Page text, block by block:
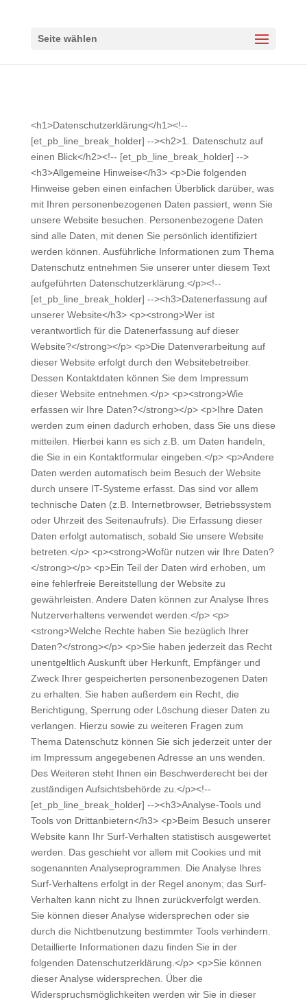
Seite wählen
<h1>Datenschutzerklärung</h1><!--
[et_pb_line_break_holder] --><h2>1. Datenschutz auf
einen Blick</h2><!-- [et_pb_line_break_holder] -->
<h3>Allgemeine Hinweise</h3> <p>Die folgenden
Hinweise geben einen einfachen Überblick darüber, was
mit Ihren personenbezogenen Daten passiert, wenn Sie
unsere Website besuchen. Personenbezogene Daten
sind alle Daten, mit denen Sie persönlich identifiziert
werden können. Ausführliche Informationen zum Thema
Datenschutz entnehmen Sie unserer unter diesem Text
aufgeführten Datenschutzerklärung.</p><!--
[et_pb_line_break_holder] --><h3>Datenerfassung auf
unserer Website</h3> <p><strong>Wer ist
verantwortlich für die Datenerfassung auf dieser
Website?</strong></p> <p>Die Datenverarbeitung auf
dieser Website erfolgt durch den Websitebetreiber.
Dessen Kontaktdaten können Sie dem Impressum
dieser Website entnehmen.</p> <p><strong>Wie
erfassen wir Ihre Daten?</strong></p> <p>Ihre Daten
werden zum einen dadurch erhoben, dass Sie uns diese
mitteilen. Hierbei kann es sich z.B. um Daten handeln,
die Sie in ein Kontaktformular eingeben.</p> <p>Andere
Daten werden automatisch beim Besuch der Website
durch unsere IT-Systeme erfasst. Das sind vor allem
technische Daten (z.B. Internetbrowser, Betriebssystem
oder Uhrzeit des Seitenaufrufs). Die Erfassung dieser
Daten erfolgt automatisch, sobald Sie unsere Website
betreten.</p> <p><strong>Wofür nutzen wir Ihre Daten?
</strong></p> <p>Ein Teil der Daten wird erhoben, um
eine fehlerfreie Bereitstellung der Website zu
gewährleisten. Andere Daten können zur Analyse Ihres
Nutzerverhaltens verwendet werden.</p> <p>
<strong>Welche Rechte haben Sie bezüglich Ihrer
Daten?</strong></p> <p>Sie haben jederzeit das Recht
unentgeltlich Auskunft über Herkunft, Empfänger und
Zweck Ihrer gespeicherten personenbezogenen Daten
zu erhalten. Sie haben außerdem ein Recht, die
Berichtigung, Sperrung oder Löschung dieser Daten zu
verlangen. Hierzu sowie zu weiteren Fragen zum
Thema Datenschutz können Sie sich jederzeit unter der
im Impressum angegebenen Adresse an uns wenden.
Des Weiteren steht Ihnen ein Beschwerderecht bei der
zuständigen Aufsichtsbehörde zu.</p><!--
[et_pb_line_break_holder] --><h3>Analyse-Tools und
Tools von Drittanbietern</h3> <p>Beim Besuch unserer
Website kann Ihr Surf-Verhalten statistisch ausgewertet
werden. Das geschieht vor allem mit Cookies und mit
sogenannten Analyseprogrammen. Die Analyse Ihres
Surf-Verhaltens erfolgt in der Regel anonym; das Surf-
Verhalten kann nicht zu Ihnen zurückverfolgt werden.
Sie können dieser Analyse widersprechen oder sie
durch die Nichtbenutzung bestimmter Tools verhindern.
Detaillierte Informationen dazu finden Sie in der
folgenden Datenschutzerklärung.</p> <p>Sie können
dieser Analyse widersprechen. Über die
Widerspruchsmöglichkeiten werden wir Sie in dieser